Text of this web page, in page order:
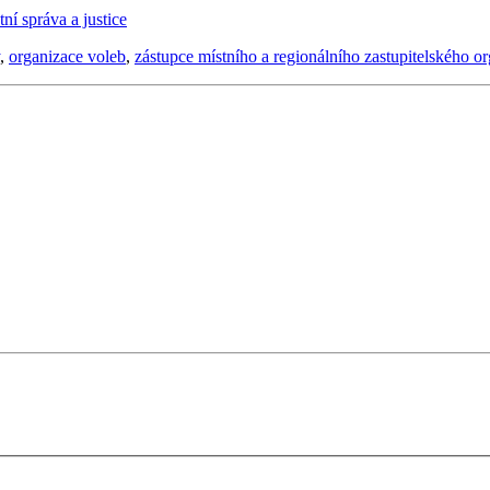
správa a justice
, organizace voleb, zástupce místního a regionálního zastupitelského